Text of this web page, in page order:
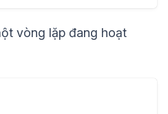
vòng lặp đang hoạt